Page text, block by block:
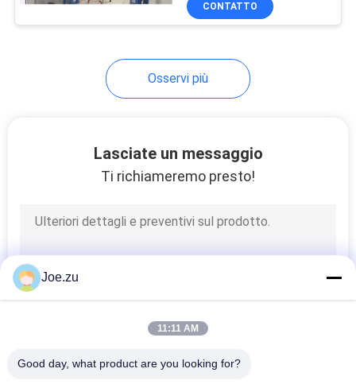
ultrafiltrazione
osmosi inversa
salmastra
Membrane di
osmosi inversa
CONTATTO
Osservi più
Lasciate un messaggio
Ti richiameremo presto!
Joe.zu
11:11 AM
Good day, what product are you looking for?